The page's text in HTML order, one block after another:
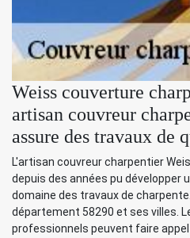
Weiss couverture
artisan couvreur
assure des travaux de
L'artisan couvreur charpentier
depuis des années pu développer
domaine des travaux de
département 58290 et ses villes.
professionnels peuvent faire